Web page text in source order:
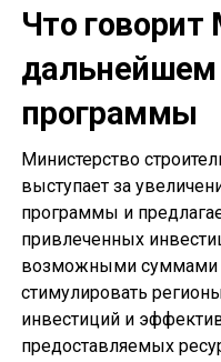
Что говорит
программы
Министерство
выступает за
программы и
привлеченных
возможными суммами
стимулировать
инвестиций и
предоставляемых